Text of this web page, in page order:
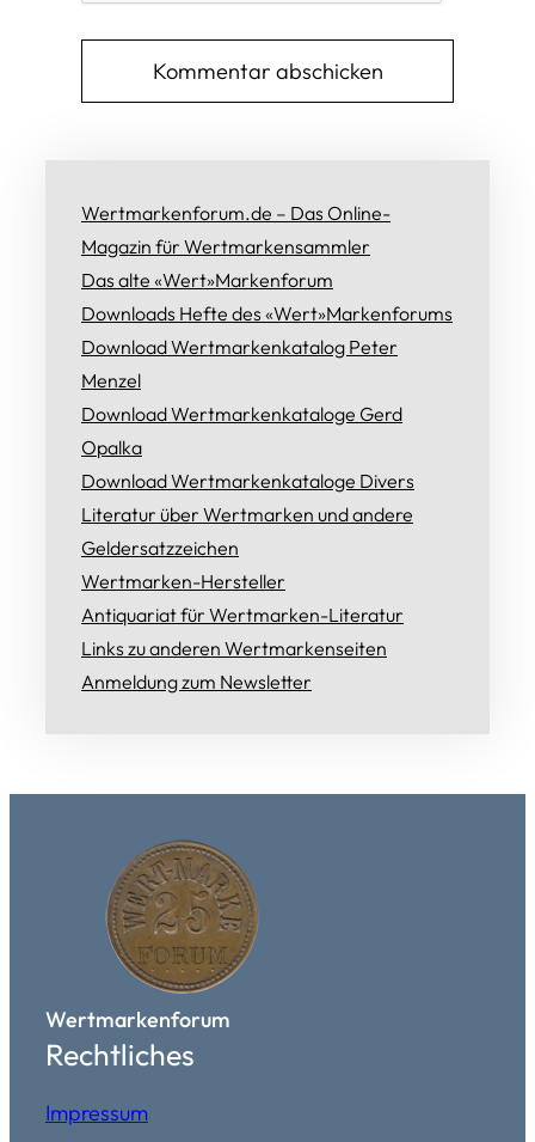
Wertmarkenforum.de – Das Online-
Magazin für Wertmarkensammler
Das alte «Wert»Markenforum
Downloads Hefte des «Wert»Markenforums
Download Wertmarkenkatalog Peter
Menzel
Download Wertmarkenkataloge Gerd
Opalka
Download Wertmarkenkataloge Divers
Literatur über Wertmarken und andere
Geldersatzzeichen
Wertmarken-Hersteller
Antiquariat für Wertmarken-Literatur
Links zu anderen Wertmarkenseiten
Anmeldung zum Newsletter
Wertmarkenforum
Rechtliches
Impressum